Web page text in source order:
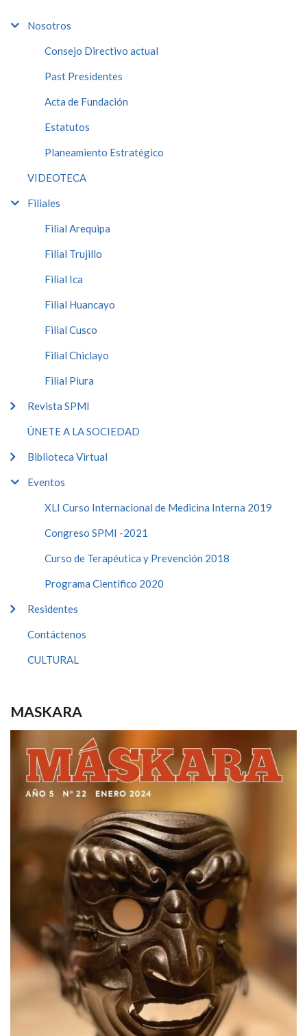
Nosotros
Consejo Directivo actual
Past Presidentes
Acta de Fundación
Estatutos
Planeamiento Estratégico
VIDEOTECA
Filiales
Filial Arequipa
Filial Trujillo
Filial Ica
Filial Huancayo
Filial Cusco
Filial Chiclayo
Filial Piura
Revista SPMI
ÚNETE A LA SOCIEDAD
Biblioteca Virtual
Eventos
XLI Curso Internacional de Medicina Interna 2019
Congreso SPMI -2021
Curso de Terapéutica y Prevención 2018
Programa Cientifico 2020
Residentes
Contáctenos
CULTURAL
MASKARA